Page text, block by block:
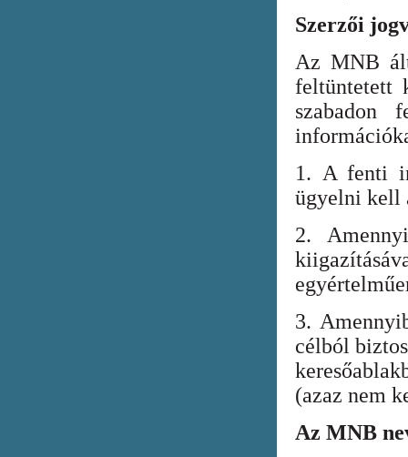
Szerzői
Az MNB
feltüntetett
szabadon
1. A fenti
ügyelni kell
2.
3.
célból
(azaz nem
Az MNB